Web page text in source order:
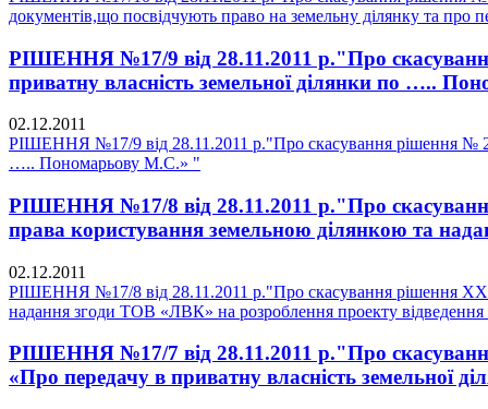
документів,що посвідчують право на земельну ділянку та про
РІШЕННЯ №17/9 від 28.11.2011 р."Про скасування
приватну власність земельної ділянки по …..
02.12.2011
РІШЕННЯ №17/9 від 28.11.2011 р."Про скасування рішення №
….. Пономарьову М.С.» "
РІШЕННЯ №17/8 від 28.11.2011 р."Про скасування
права користування земельною ділянкою та
02.12.2011
РІШЕННЯ №17/8 від 28.11.2011 р."Про скасування рішення
надання згоди ТОВ «ЛВК» на розроблення проекту відведення
РІШЕННЯ №17/7 від 28.11.2011 р."Про скасування
«Про передачу в приватну власність земельної